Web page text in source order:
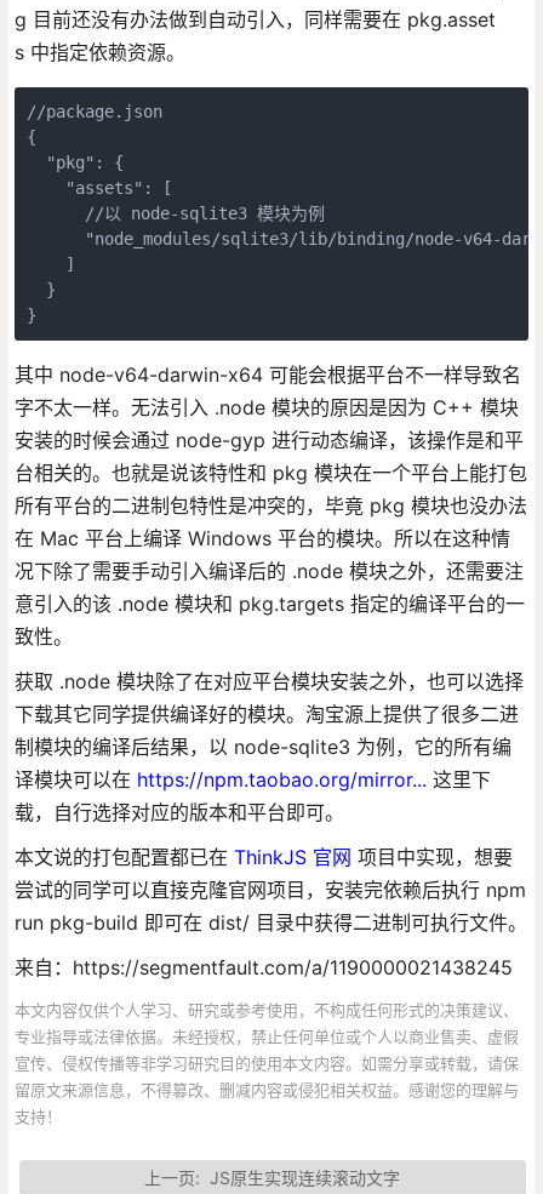
g 目前还没有办法做到自动引入，同样需要在 pkg.asset
s 中指定依赖资源。
//package.json
{
  "pkg": {
    "assets": [
      //以 node-sqlite3 模块为例
"node_modules/sqlite3/lib/binding/node-v64-
    ]
  }
}
其中 node-v64-darwin-x64 可能会根据平台不一样导致名
字不太一样。无法引入 .node 模块的原因是因为 C++ 模块
安装的时候会通过 node-gyp 进行动态编译，该操作是和平
台相关的。也就是说该特性和 pkg 模块在一个平台上能打包
所有平台的二进制包特性是冲突的，毕竟 pkg 模块也没办法
在 Mac 平台上编译 Windows 平台的模块。所以在这种情
况下除了需要手动引入编译后的 .node 模块之外，还需要注
意引入的该 .node 模块和 pkg.targets 指定的编译平台的一
致性。
获取 .node 模块除了在对应平台模块安装之外，也可以选择
下载其它同学提供编译好的模块。淘宝源上提供了很多二进
制模块的编译后结果，以 node-sqlite3 为例，它的所有编
译模块可以在 https://npm.taobao.org/mirror... 这里下
载，自行选择对应的版本和平台即可。
本文说的打包配置都已在 ThinkJS 官网 项目中实现，想要
尝试的同学可以直接克隆官网项目，安装完依赖后执行 npm
run pkg-build 即可在 dist/ 目录中获得二进制可执行文件。
来自：https://segmentfault.com/a/1190000021438245
本文内容仅供个人学习、研究或参考使用，不构成任何形式的决策建议、
专业指导或法律依据。未经授权，禁止任何单位或个人以商业售卖、虚假
宣传、侵权传播等非学习研究目的使用本文内容。如需分享或转载，请保
留原文来源信息，不得篡改、删减内容或侵犯相关权益。感谢您的理解与
支持！
上一页:JS原生实现连续滚动文字